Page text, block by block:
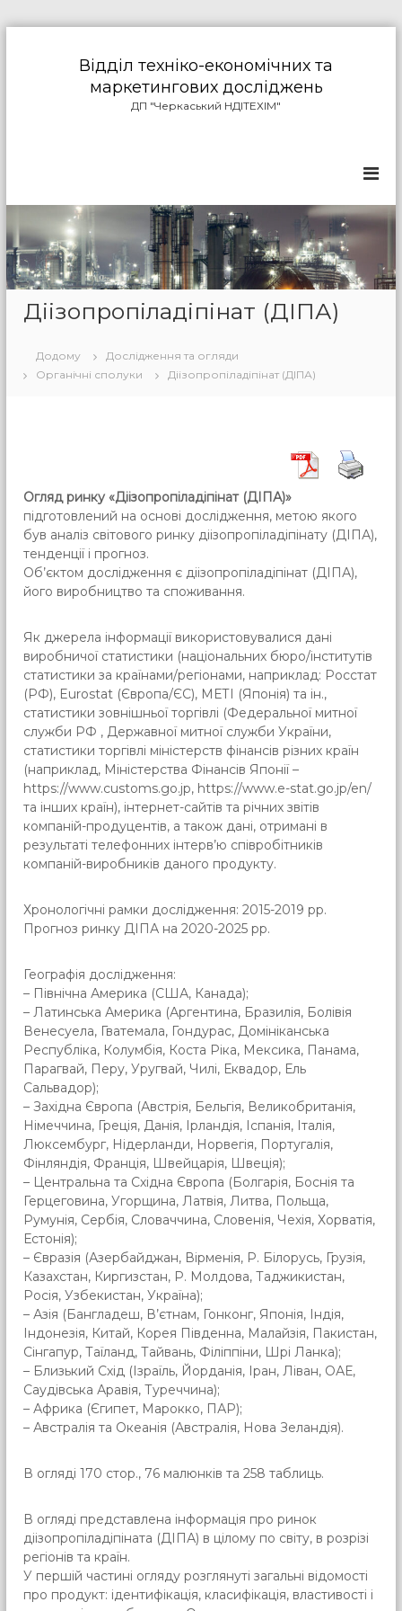
в
і
с
т
Відділ техніко-економічних та
маркетингових досліджень
ДП "Черкаський НДІТЕХІМ"
Діізопропіладіпінат (ДІПА)
Додому
Дослідження та огляди
Органічні сполуки
Діізопропіладіпінат (ДІПА)
Огляд ринку «Діізопропіладіпінат (ДІПА)»
підготовлений на основі дослідження, метою якого
був аналіз світового ринку діізопропіладіпінату (ДІПА),
тенденції і прогноз.
Об’єктом дослідження є діізопропіладіпінат (ДІПА),
його виробництво та споживання.
Як джерела інформації використовувалися дані
виробничої статистики (національних бюро/інститутів
статистики за країнами/регіонами, наприклад: Росстат
(РФ), Eurostat (Європа/ЄС), МЕТI (Японія) та ін.,
статистики зовнішньої торгівлі (Федеральної митної
служби РФ , Державної митної служби України,
статистики торгівлі міністерств фінансів різних країн
(наприклад, Міністерства Фінансів Японії –
https://www.customs.go.jp, https://www.e-stat.go.jp/en/
та інших країн), інтернет-сайтів та річних звітів
компаній-продуцентів, а також дані, отримані в
результаті телефонних інтерв’ю співробітників
компаній-виробників даного продукту.
Хронологічні рамки дослідження: 2015-2019 рр.
Прогноз ринку ДІПА на 2020-2025 рр.
Географія дослідження:
– Північна Америка (США, Канада);
– Латинська Америка (Аргентина, Бразилія, Болівія
Венесуела, Гватемала, Гондурас, Домініканська
Республіка, Колумбія, Коста Ріка, Мексика, Панама,
Парагвай, Перу, Уругвай, Чилі, Еквадор, Ель
Сальвадор);
– Західна Європа (Австрія, Бельгія, Великобританія,
Німеччина, Греція, Данія, Ірландія, Іспанія, Італія,
Люксембург, Нідерланди, Норвегія, Португалія,
Фінляндія, Франція, Швейцарія, Швеція);
– Центральна та Східна Європа (Болгарія, Боснія та
Герцеговина, Угорщина, Латвія, Литва, Польща,
Румунія, Сербія, Словаччина, Словенія, Чехія, Хорватія,
Естонія);
– Євразія (Азербайджан, Вірменія, Р. Білорусь, Грузія,
Казахстан, Киргизстан, Р. Молдова, Таджикистан,
Росія, Узбекистан, Україна);
– Азія (Бангладеш, В’єтнам, Гонконг, Японія, Індія,
Індонезія, Китай, Корея Південна, Малайзія, Пакистан,
Сінгапур, Таїланд, Тайвань, Філіппіни, Шрі Ланка);
– Близький Схід (Ізраїль, Йорданія, Іран, Ліван, ОАЕ,
Саудівська Аравія, Туреччина);
– Африка (Єгипет, Марокко, ПАР);
– Австралія та Океанія (Австралія, Нова Зеландія).
В огляді 170 стор., 76 малюнків та 258 таблиць.
В огляді представлена інформація про ринок
діізопропіладіпіната (ДІПА) в цілому по світу, в розрізі
регіонів та країн.
У першій частині огляду розглянуті загальні відомості
про продукт: ідентифікація, класифікація, властивості і